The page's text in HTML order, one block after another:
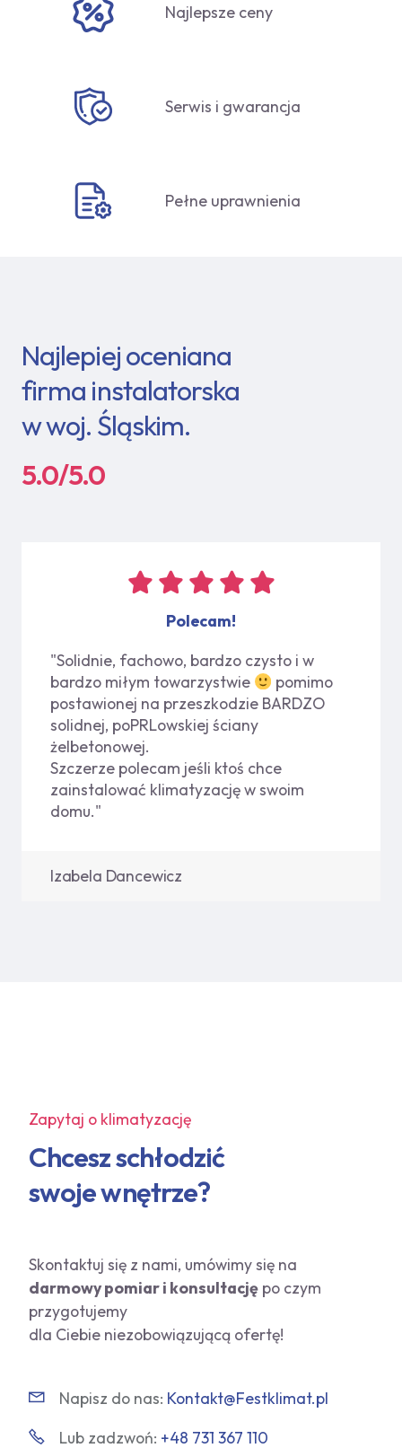
Najlepsze ceny
Serwis i gwarancja
Pełne uprawnienia
Najlepiej oceniana
firma instalatorska
w woj. Śląskim.
5.0/5.0
Polecam!
"Solidnie, fachowo, bardzo czysto i w
bardzo miłym towarzystwie
pomimo
postawionej na przeszkodzie BARDZO
solidnej, poPRLowskiej ściany
żelbetonowej.
Szczerze polecam jeśli ktoś chce
zainstalować klimatyzację w swoim
domu."
Izabela Dancewicz
Zapytaj o klimatyzację
Chcesz schłodzić
swoje wnętrze?
Skontaktuj się z nami, umówimy się na
darmowy pomiar i konsultację po czym
przygotujemy
dla Ciebie niezobowiązującą ofertę!
Napisz do nas: Kontakt@Festklimat.pl
Lub zadzwoń: +48 731 367 110